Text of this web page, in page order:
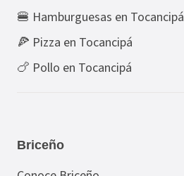
🍔 Hamburguesas en Tocancipá
🍕 Pizza en Tocancipá
🍗 Pollo en Tocancipá
Briceño